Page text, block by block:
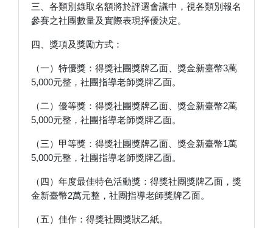
三、各類別錄取名額將於評選會議中，視各類別報名
參賽之社團數量及實際表現擇優決定。
四、獎項及獎勵方式：
（一）特優獎：得獎社團獎牌乙面、獎金新臺幣3萬
5,000元整，社團指導老師獎牌乙面。
（二）優等獎：得獎社團獎牌乙面、獎金新臺幣2萬
5,000元整，社團指導老師獎牌乙面。
（三）甲等獎：得獎社團獎牌乙面、獎金新臺幣1萬
5,000元整，社團指導老師獎牌乙面。
（四）年度最佳特色活動獎：得獎社團獎牌乙面，獎
金新臺幣2萬元整，社團指導老師獎牌乙面。
（五）佳作：得獎社團獎狀乙紙。